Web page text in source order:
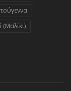
(Μαλίκι)